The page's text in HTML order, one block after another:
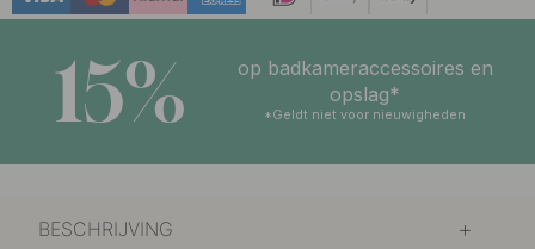
15%
op badkameraccessoires en
opslag*
*Geldt niet voor nieuwigheden
BESCHRIJVING